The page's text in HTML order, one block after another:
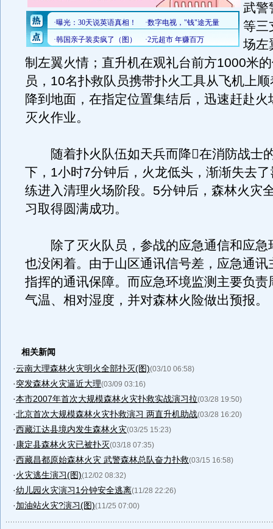
武警
等三
场左
制左翼火情；直升机在观礼台前方1000米
员，10名扑救队员携带扑火工具从飞机上
降到地面，在指定位置集结后，迅速赶赴火
灭火作业。
随着扑火队伍如天兵而降在消防战士
下，1小时7分钟后，火龙低头，渐渐失去
练进入清理火场阶段。5分钟后，森林火灾
习取得圆满成功。
除了灭火队员，参战的应急通信和应急
也没闲着。由于山区通讯信号差，应急通讯
指挥的通讯保障。而应急环境监测主要负责
气温、相对湿度，并对森林火险做出预报。
相关新闻
·云南大理森林火灾明火全部扑灭(图)(03/10 06:58)
·突发森林火灾逼近大理(03/09 03:16)
·本市2007年首次大规模森林火灾扑救实战演习拉(03/28 19:50)
·北京首次大规模森林火灾扑救演习 两直升机助战(03/28 16:20)
·西藏江达县境内发生森林火灾(03/25 15:23)
· 康定县森林火灾已被扑灭(03/18 07:35)
·西藏昌都原始森林火灾 武警森林总队奋力扑救(03/15 16:58)
·火灾逃生演习(图)(12/02 08:32)
·幼儿园火灾演习1分钟安全逃离(11/28 22:26)
·加油站火灾?演习(图)(11/25 07:00)